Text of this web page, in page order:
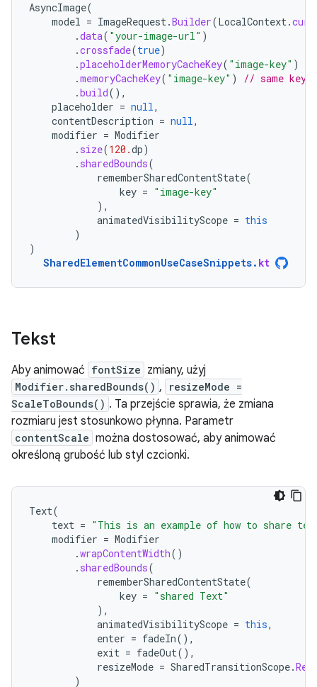
AsyncImage(
model = ImageRequest.Builder(LocalContext.
.data( "your-image-url" )
.crossfade(true)
.placeholderMemoryCacheKey( "image-key" )
.memoryCacheKey( "image-key" )
// same key
.build(),
placeholder = null,
contentDescription = null,
modifier = Modifier
. size(120.dp)
. sharedBounds(
rememberSharedContentState(
key = "image-key"
),
animatedVisibilityScope = this
)
)
SharedElementCommonUseCaseSnippets. kt
Tekst
Aby animować fontSize zmiany, użyj
Modifier.sharedBounds() ,
resizeMode =
ScaleToBounds() . Ta przejście sprawia, że zmiana
rozmiaru jest stosunkowo płynna. Parametr
contentScale można dostosować, aby animować
określoną grubość lub styl czcionki.
Text(
text = "This is an example of how to share
modifier = Modifier
.wrapContentWidth()
. sharedBounds(
rememberSharedContentState(
key = "shared Text"
),
animatedVisibilityScope = this,
enter = fadeIn(),
exit = fadeOut(),
resizeMode = SharedTransitionScope.
)